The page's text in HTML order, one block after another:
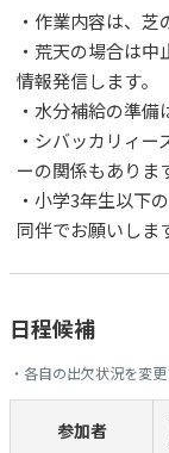
・作業内容は、芝
・荒天の場合は
情報発信します。
・水分補給の準備
・シバッカリィ
ーの関係もありま
・小学3年生以下
同伴でお願いしま
日程候補
・各自の出欠状況を変
参加者